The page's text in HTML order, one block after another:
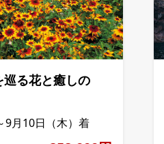
る花と癒しの
9月10日（木）着